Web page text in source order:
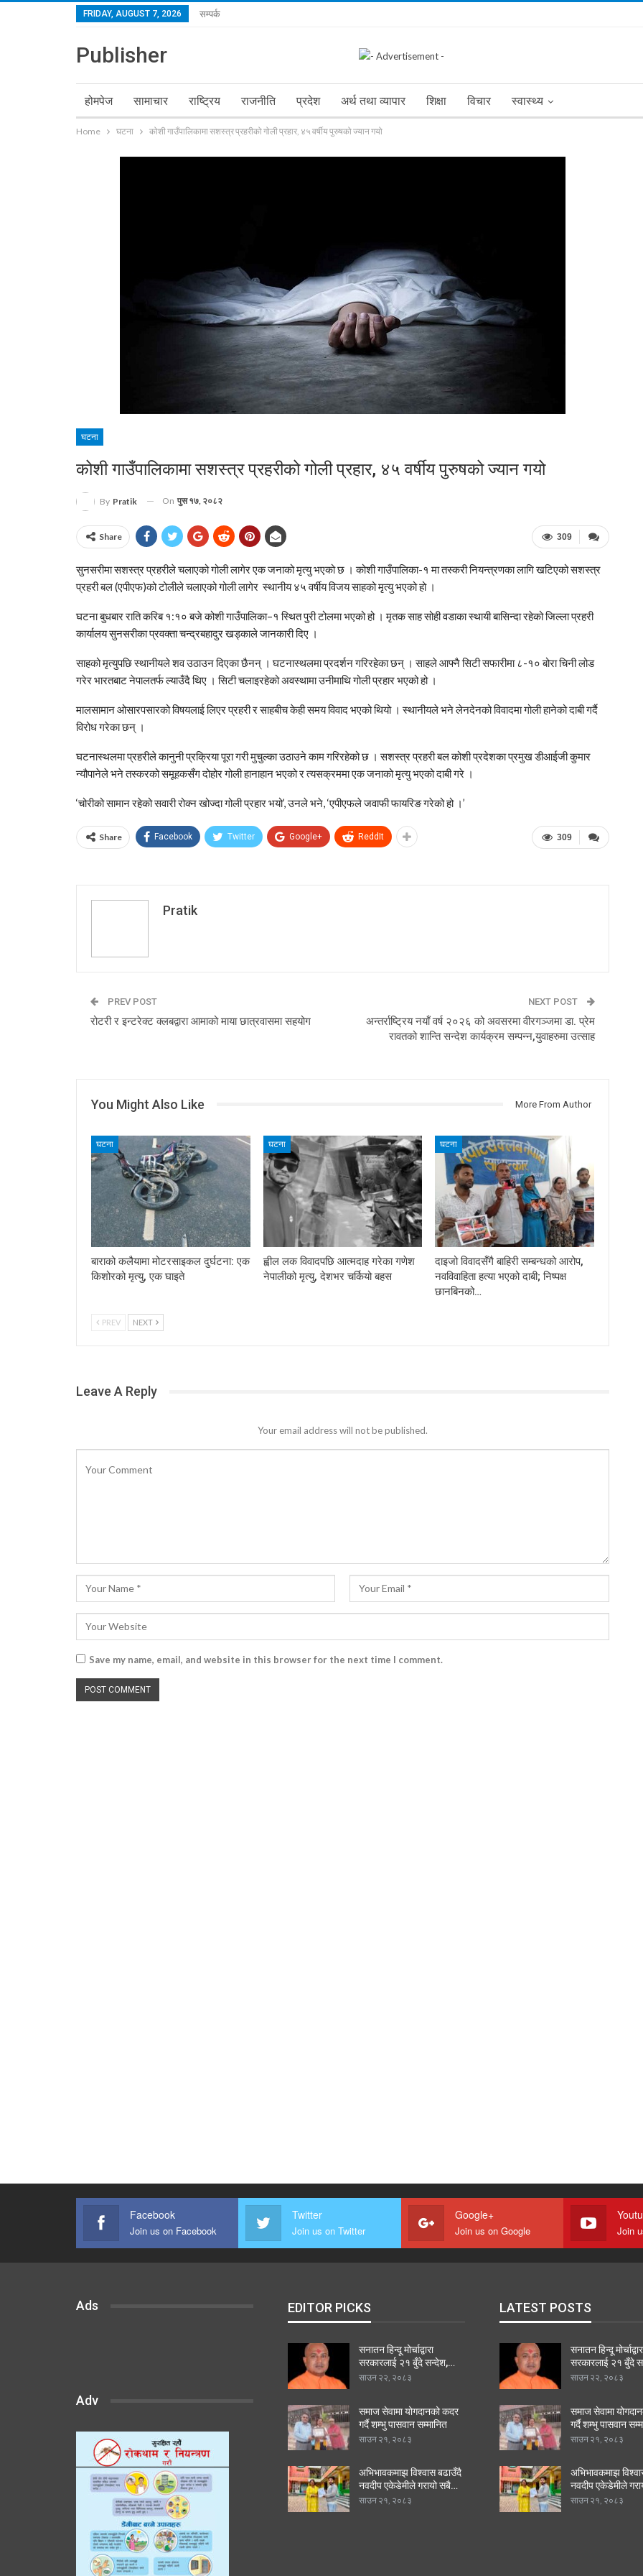
FRIDAY, AUGUST 7, 2026 सम्पर्क
Publisher
होमपेज सामाचार राष्ट्रिय राजनीति प्रदेश अर्थ तथा व्यापार शिक्षा विचार स्वास्थ्य
Home घटना कोशी गाउँपालिकामा सशस्त्र प्रहरीको गोली प्रहार, ४५ वर्षीय पुरुषको ज्यान गयो
घटना
कोशी गाउँपालिकामा सशस्त्र प्रहरीको गोली प्रहार, ४५ वर्षीय पुरुषको ज्यान गयो
By Pratik On पुस १७, २०८२
309
Share
सुनसरीमा सशस्त्र प्रहरीले चलाएको गोली लागेर एक जनाको मृत्यु भएको छ । कोशी गाउँपालिका-१ मा तस्करी नियन्त्रणका लागि खटिएको सशस्त्र
प्रहरी बल (एपीएफ)को टोलीले चलाएको गोली लागेर स्थानीय ४५ वर्षीय विजय साहको मृत्यु भएको हो ।
घटना बुधबार राति करिब १:१० बजे कोशी गाउँपालिका–१ स्थित पुरी टोलमा भएको हो । मृतक साह सोही वडाका स्थायी बासिन्दा रहेको जिल्ला प्रहरी
कार्यालय सुनसरीका प्रवक्ता चन्द्रबहादुर खड्काले जानकारी दिए ।
साहको मृत्युपछि स्थानीयले शव उठाउन दिएका छैनन् । घटनास्थलमा प्रदर्शन गरिरहेका छन् । साहले आफ्नै सिटी सफारीमा ८-१० बोरा चिनी लोड
गरेर भारतबाट नेपालतर्फ ल्याउँदै थिए । सिटी चलाइरहेको अवस्थामा उनीमाथि गोली प्रहार भएको हो ।
मालसामान ओसारपसारको विषयलाई लिएर प्रहरी र साहबीच केही समय विवाद भएको थियो । स्थानीयले भने लेनदेनको विवादमा गोली हानेको दाबी गर्दै
विरोध गरेका छन् ।
घटनास्थलमा प्रहरीले कानुनी प्रक्रिया पूरा गरी मुचुल्का उठाउने काम गरिरहेको छ । सशस्त्र प्रहरी बल कोशी प्रदेशका प्रमुख डीआईजी कुमार
न्यौपानेले भने तस्करको समूहकसँग दोहोर गोली हानाहान भएको र त्यसक्रममा एक जनाको मृत्यु भएको दाबी गरे ।
‘चोरीको सामान रहेको सवारी रोक्न खोज्दा गोली प्रहार भयो’, उनले भने, ‘एपीएफले जवाफी फायरिङ गरेको हो ।’
309
Share Facebook Twitter Google+ ReddIt
Pratik
PREV POST
रोटरी र इन्टरेक्ट क्लबद्वारा आमाको माया छात्रवासमा सहयोग
NEXT POST
अन्तर्राष्ट्रिय नयाँ वर्ष २०२६ को अवसरमा वीरगञ्जमा डा. प्रेम
रावतको शान्ति सन्देश कार्यक्रम सम्पन्न,युवाहरुमा उत्साह
You Might Also Like More From Author
घटना
बाराको कलैयामा मोटरसाइकल दुर्घटना: एक
किशोरको मृत्यु, एक घाइते
घटना
ह्वील लक विवादपछि आत्मदाह गरेका गणेश
नेपालीको मृत्यु, देशभर चर्कियो बहस
घटना
दाइजो विवादसँगै बाहिरी सम्बन्धको आरोप,
नवविवाहिता हत्या भएको दाबी; निष्पक्ष
छानबिनको…
PREV NEXT
Leave A Reply
Your email address will not be published.
Save my name, email, and website in this browser for the next time I comment.
Facebook
Join us on Facebook
Twitter
Join us on Twitter
Google+
Join us on Google Join
Ads
Adv
EDITOR PICKS
सनातन हिन्दू मोर्चाद्वारा
सरकारलाई २१ बुँदे सन्देश,…
साउन २२, २०८३
समाज सेवामा योगदानको कदर
गर्दै शम्भु पासवान सम्मानित
साउन २१, २०८३
अभिभावकमाझ विश्वास बढाउँदै
नवदीप एकेडेमीले गरायो सबै…
साउन २१, २०८३
LATEST POSTS
सनातन हिन्दू
सरकारलाई २१ बुँदे
साउन २२, २०८३
समाज सेवामा
गर्दै शम्भु पासवान
साउन २१, २०८३
अभिभावकमाझ
नवदीप एकेडेमीले
साउन २१, २०८३